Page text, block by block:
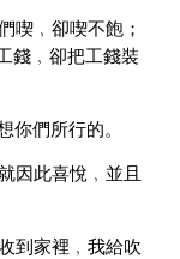
喫﹐卻喫不飽；
錢﹐卻把工錢裝
你們所行的。
因此喜悅﹐並且
到家裡﹐我給吹